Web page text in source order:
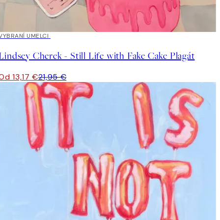
UMELCI
Cherek - Still Life with Fake Cake Plagát
13,17 €21,95 €